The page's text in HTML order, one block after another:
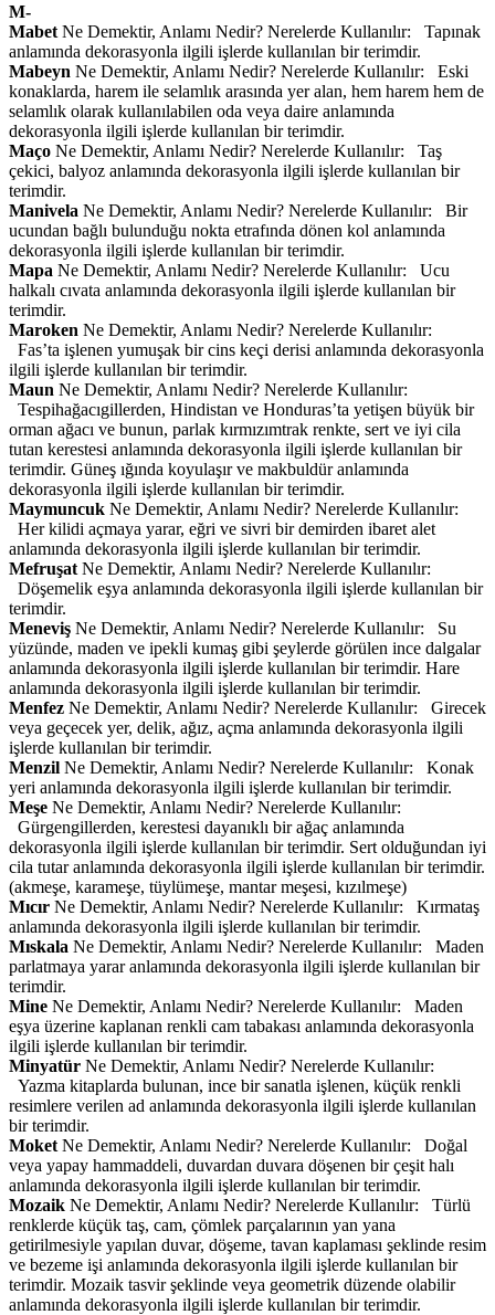
M-
Mabet Ne Demektir, Anlamı Nedir? Nerelerde Kullanılır: Tapınak
anlamında dekorasyonla ilgili işlerde kullanılan bir terimdir.
Mabeyn Ne Demektir, Anlamı Nedir? Nerelerde Kullanılır: Eski
konaklarda, harem ile selamlık arasında yer alan, hem harem hem de
selamlık olarak kullanılabilen oda veya daire anlamında
dekorasyonla ilgili işlerde kullanılan bir terimdir.
Maço Ne Demektir, Anlamı Nedir? Nerelerde Kullanılır: Taş
çekici, balyoz anlamında dekorasyonla ilgili işlerde kullanılan bir
terimdir.
Manivela Ne Demektir, Anlamı Nedir? Nerelerde Kullanılır: Bir
ucundan bağlı bulunduğu nokta etrafında dönen kol anlamında
dekorasyonla ilgili işlerde kullanılan bir terimdir.
Mapa Ne Demektir, Anlamı Nedir? Nerelerde Kullanılır: Ucu
halkalı cıvata anlamında dekorasyonla ilgili işlerde kullanılan bir
terimdir.
Maroken Ne Demektir, Anlamı Nedir? Nerelerde Kullanılır:
Fas’ta işlenen yumuşak bir cins keçi derisi anlamında dekorasyonla
ilgili işlerde kullanılan bir terimdir.
Maun Ne Demektir, Anlamı Nedir? Nerelerde Kullanılır:
Tespihağacıgillerden, Hindistan ve Honduras’ta yetişen büyük bir
orman ağacı ve bunun, parlak kırmızımtrak renkte, sert ve iyi cila
tutan kerestesi anlamında dekorasyonla ilgili işlerde kullanılan bir
terimdir. Güneş ığında koyulaşır ve makbuldür anlamında
dekorasyonla ilgili işlerde kullanılan bir terimdir.
Maymuncuk Ne Demektir, Anlamı Nedir? Nerelerde Kullanılır:
Her kilidi açmaya yarar, eğri ve sivri bir demirden ibaret alet
anlamında dekorasyonla ilgili işlerde kullanılan bir terimdir.
Mefruşat Ne Demektir, Anlamı Nedir? Nerelerde Kullanılır:
Döşemelik eşya anlamında dekorasyonla ilgili işlerde kullanılan bir
terimdir.
Meneviş Ne Demektir, Anlamı Nedir? Nerelerde Kullanılır: Su
yüzünde, maden ve ipekli kumaş gibi şeylerde görülen ince dalgalar
anlamında dekorasyonla ilgili işlerde kullanılan bir terimdir. Hare
anlamında dekorasyonla ilgili işlerde kullanılan bir terimdir.
Menfez Ne Demektir, Anlamı Nedir? Nerelerde Kullanılır: Girecek
veya geçecek yer, delik, ağız, açma anlamında dekorasyonla ilgili
işlerde kullanılan bir terimdir.
Menzil Ne Demektir, Anlamı Nedir? Nerelerde Kullanılır: Konak
yeri anlamında dekorasyonla ilgili işlerde kullanılan bir terimdir.
Meşe Ne Demektir, Anlamı Nedir? Nerelerde Kullanılır:
Gürgengillerden, kerestesi dayanıklı bir ağaç anlamında
dekorasyonla ilgili işlerde kullanılan bir terimdir. Sert olduğundan iyi
cila tutar anlamında dekorasyonla ilgili işlerde kullanılan bir terimdir.
(akmeşe, karameşe, tüylümeşe, mantar meşesi, kızılmeşe)
Mıcır Ne Demektir, Anlamı Nedir? Nerelerde Kullanılır: Kırmataş
anlamında dekorasyonla ilgili işlerde kullanılan bir terimdir.
Mıskala Ne Demektir, Anlamı Nedir? Nerelerde Kullanılır: Maden
parlatmaya yarar anlamında dekorasyonla ilgili işlerde kullanılan bir
terimdir.
Mine Ne Demektir, Anlamı Nedir? Nerelerde Kullanılır: Maden
eşya üzerine kaplanan renkli cam tabakası anlamında dekorasyonla
ilgili işlerde kullanılan bir terimdir.
Minyatür Ne Demektir, Anlamı Nedir? Nerelerde Kullanılır:
Yazma kitaplarda bulunan, ince bir sanatla işlenen, küçük renkli
resimlere verilen ad anlamında dekorasyonla ilgili işlerde kullanılan
bir terimdir.
Moket Ne Demektir, Anlamı Nedir? Nerelerde Kullanılır: Doğal
veya yapay hammaddeli, duvardan duvara döşenen bir çeşit halı
anlamında dekorasyonla ilgili işlerde kullanılan bir terimdir.
Mozaik Ne Demektir, Anlamı Nedir? Nerelerde Kullanılır: Türlü
renklerde küçük taş, cam, çömlek parçalarının yan yana
getirilmesiyle yapılan duvar, döşeme, tavan kaplaması şeklinde resim
ve bezeme işi anlamında dekorasyonla ilgili işlerde kullanılan bir
terimdir. Mozaik tasvir şeklinde veya geometrik düzende olabilir
anlamında dekorasyonla ilgili işlerde kullanılan bir terimdir.